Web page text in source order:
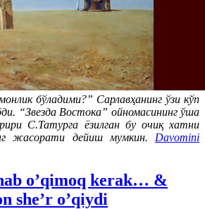
бўладими?” Сарлавҳанинг ўзи кўп
“Звезда Востока” ойномасининг ўша
С.Татурга ёзилган бу очиқ хатни
жасорати дейиш мумкин. Davomini
o’qimoq kerak… &
she’r o’qiydi